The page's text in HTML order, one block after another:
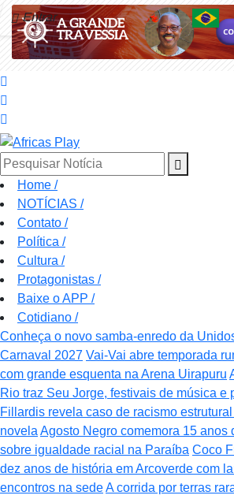
Entrar
Pesquisar Notícia
Home /
NOTÍCIAS /
Contato /
Política /
Cultura /
Protagonistas /
Baixe o APP /
Cotidiano /
Conheça o novo samba-enredo da
Carnaval 2027 Vai-Vai abre temporada
com grande esquenta na Arena Uirapuru
Rio traz Seu Jorge, festivais de música e
Fillardis revela caso de racismo
novelaAgosto Negro comemora 15 anos
sobre igualdade racial na Paraíba Coco
dez anos de história em Arcoverde com
encontros na sedeA corrida por terras